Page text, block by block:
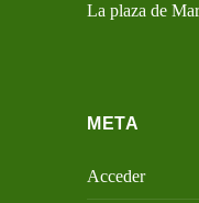
La plaza de
META
Acceder